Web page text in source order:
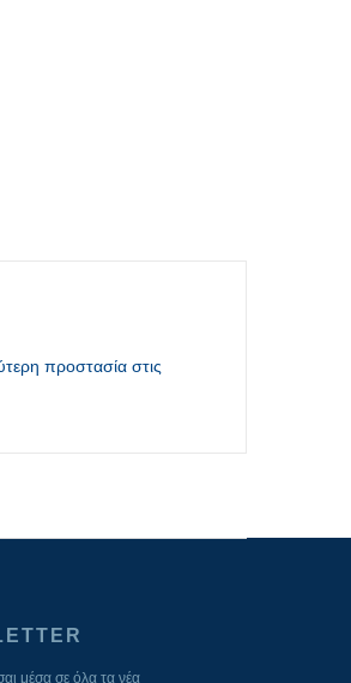
προστασία στις
μέσα σε όλα τα νέα